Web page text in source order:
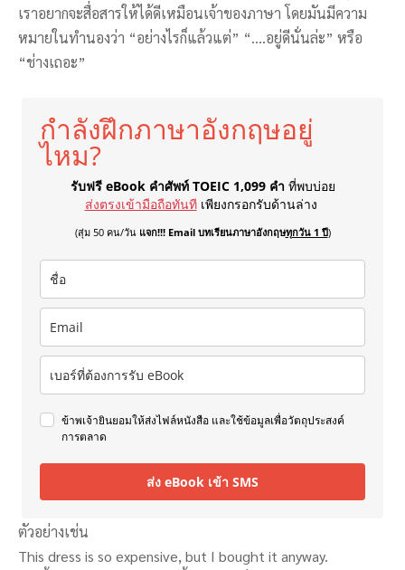
เราอยากจะสื่อสารให้ได้ดีเหมือนเจ้าของภาษา โดยมันมีความ
หมายในทำนองว่า “อย่างไรก็แล้วแต่” “….อยู่ดีนั่นล่ะ” หรือ
“ช่างเถอะ”
กำลังฝึกภาษาอังกฤษอยู่
ไหม?
รับฟรี eBook คำศัพท์ TOEIC 1,099 คำ ที่พบบ่อย
ส่งตรงเข้ามือถือทันที เพียงกรอกรับด้านล่าง
(สุ่ม 50 คน/วัน แจก!!! Email บทเรียนภาษาอังกฤษทุกวัน 1 ปี)
ข้าพเจ้ายินยอมให้ส่งไฟล์หนังสือ และใช้ข้อมูลเพื่อวัตถุประสงค์
การตลาด
ส่ง eBook เข้า SMS
ตัวอย่างเช่น
This dress is so expensive, but I bought it anyway.